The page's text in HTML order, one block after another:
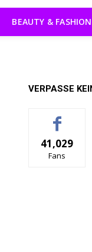
BEAUTY & FASHION
VERPASSE
41,029
Fans